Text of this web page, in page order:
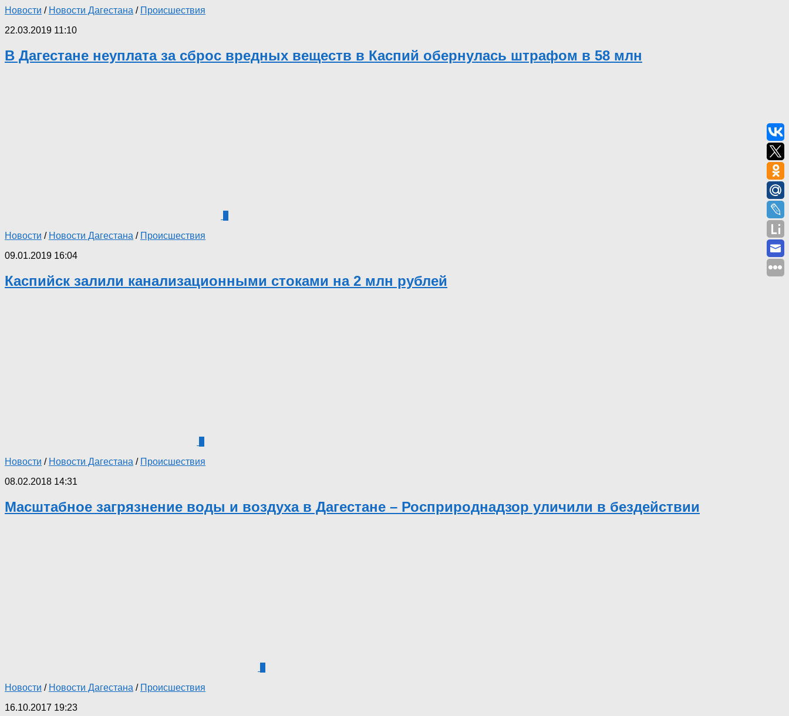
Новости / Новости Дагестана / Происшествия
22.03.2019 11:10
В Дагестане неуплата за сброс вредных веществ в Каспий обернулась штрафом в 58 млн
Новости / Новости Дагестана / Происшествия
09.01.2019 16:04
Каспийск залили канализационными стоками на 2 млн рублей
Новости / Новости Дагестана / Происшествия
08.02.2018 14:31
Масштабное загрязнение воды и воздуха в Дагестане – Росприроднадзор уличили в бездействии
Новости / Новости Дагестана / Происшествия
16.10.2017 19:23